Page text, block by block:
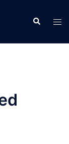
Search